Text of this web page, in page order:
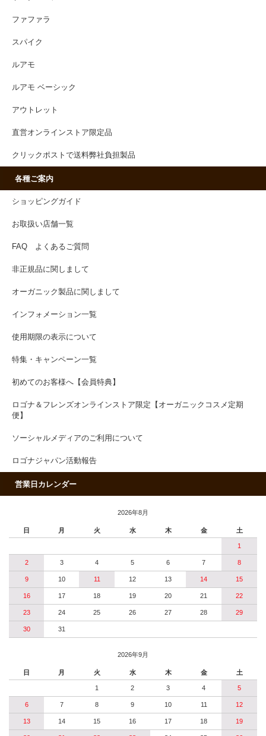
ファファラ
スパイク
ルアモ
ルアモ ベーシック
アウトレット
直営オンラインストア限定品
クリックポストで送料弊社負担製品
各種ご案内
ショッピングガイド
お取扱い店舗一覧
FAQ よくあるご質問
非正規品に関しまして
オーガニック製品に関しまして
インフォメーション一覧
使用期限の表示について
特集・キャンペーン一覧
初めてのお客様へ【会員特典】
ロゴナ＆フレンズオンラインストア限定【オーガニックコスメ定期
便】
ソーシャルメディアのご利用について
ロゴナジャパン活動報告
営業日カレンダー
2026年8月
日 月 火 水 木 金 土
1
2 3 4 5 6 7 8
9 10 11 12 13 14 15
16 17 18 19 20 21 22
23 24 25 26 27 28 29
30 31
2026年9月
日 月 火 水 木 金 土
1 2 3 4 5
6 7 8 9 10 11 12
13 14 15 16 17 18 19